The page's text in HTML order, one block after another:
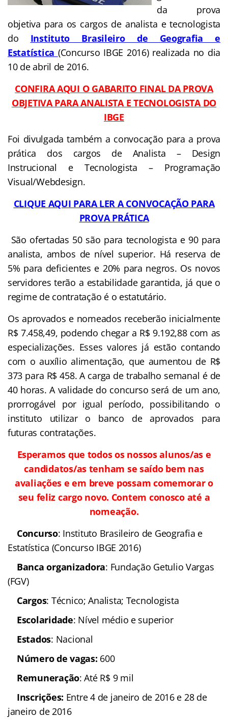
da prova
objetiva para os cargos de analista e tecnologista
do Instituto Brasileiro de Geografia e
Estatística (Concurso IBGE 2016) realizada no dia
10 de abril de 2016.
CONFIRA AQUI O GABARITO FINAL DA PROVA
OBJETIVA PARA ANALISTA E TECNOLOGISTA DO
IBGE
Foi divulgada também a convocação para a prova
prática dos cargos de Analista – Design
Instrucional e Tecnologista – Programação
Visual/Webdesign.
CLIQUE AQUI PARA LER A CONVOCAÇÃO PARA
PROVA PRÁTICA
São ofertadas 50 são para tecnologista e 90 para
analista, ambos de nível superior. Há reserva de
5% para deficientes e 20% para negros. Os novos
servidores terão a estabilidade garantida, já que o
regime de contratação é o estatutário.
Os aprovados e nomeados receberão inicialmente
R$ 7.458,49, podendo chegar a R$ 9.192,88 com as
especializações. Esses valores já estão contando
com o auxílio alimentação, que aumentou de R$
373 para R$ 458. A carga de trabalho semanal é de
40 horas. A validade do concurso será de um ano,
prorrogável por igual período, possibilitando o
instituto utilizar o banco de aprovados para
futuras contratações.
Esperamos que todos os nossos alunos/as e
candidatos/as tenham se saído bem nas
avaliações e em breve possam comemorar o
seu feliz cargo novo. Contem conosco até a
nomeação.
Concurso: Instituto Brasileiro de Geografia e
Estatística (Concurso IBGE 2016)
Banca organizadora: Fundação Getulio Vargas
(FGV)
Cargos: Técnico; Analista; Tecnologista
Escolaridade: Nível médio e superior
Estados: Nacional
Número de vagas: 600
Remuneração: Até R$ 9 mil
Inscrições: Entre 4 de janeiro de 2016 e 28 de
janeiro de 2016